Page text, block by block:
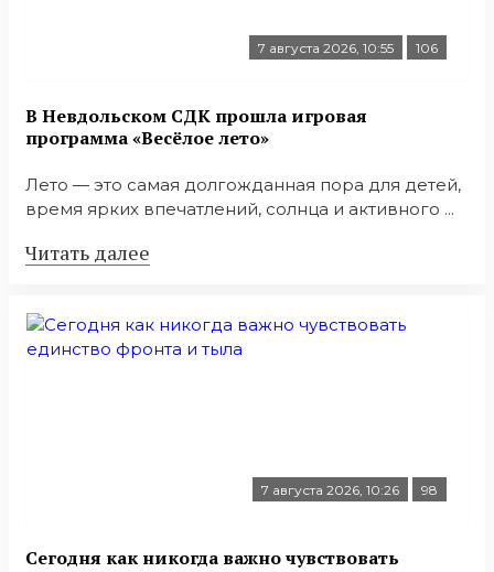
7 августа 2026, 10:55 106
В Невдольском СДК прошла игровая
программа «Весёлое лето»
Лето — это самая долгожданная пора для детей,
время ярких впечатлений, солнца и активного ...
Читать далее
7 августа 2026, 10:26 98
Сегодня как никогда важно чувствовать